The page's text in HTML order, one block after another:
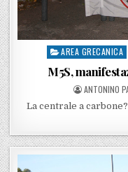
Posted in
AREA GRECANICA
M5S,
POSTED BY
ANTONINO
La centrale a